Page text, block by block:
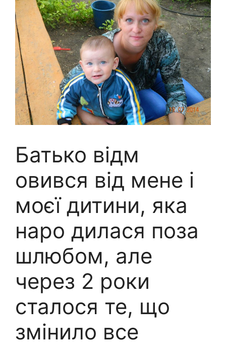
Батько відм
овився від мене і
моєї дитини, яка
наро дилася поза
шлюбом, але
через 2 роки
сталося те, що
змінило все